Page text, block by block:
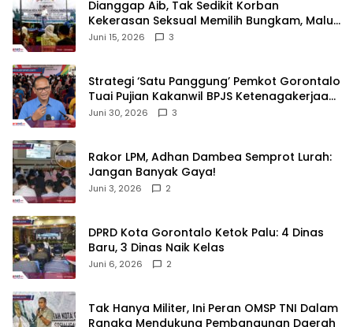
‎Dianggap Aib, Tak Sedikit Korban
Kekerasan Seksual Memilih Bungkam, Malu
untuk Melapor!‎
Juni 15, 2026 3
Strategi ‘Satu Panggung’ Pemkot Gorontalo
Tuai Pujian Kakanwil BPJS Ketenagakerjaan
Sulama‎‎
Juni 30, 2026 3
‎Rakor LPM, Adhan Dambea Semprot Lurah:
Jangan Banyak Gaya!‎
Juni 3, 2026 2
‎DPRD Kota Gorontalo Ketok Palu: 4 Dinas
Baru, 3 Dinas Naik Kelas
Juni 6, 2026 2
‎Tak Hanya Militer, Ini Peran OMSP TNI Dalam
Rangka Mendukung Pembangunan Daerah